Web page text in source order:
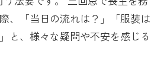
、「当日の流れは？」「服装は
と、様々な疑問や不安を感じる